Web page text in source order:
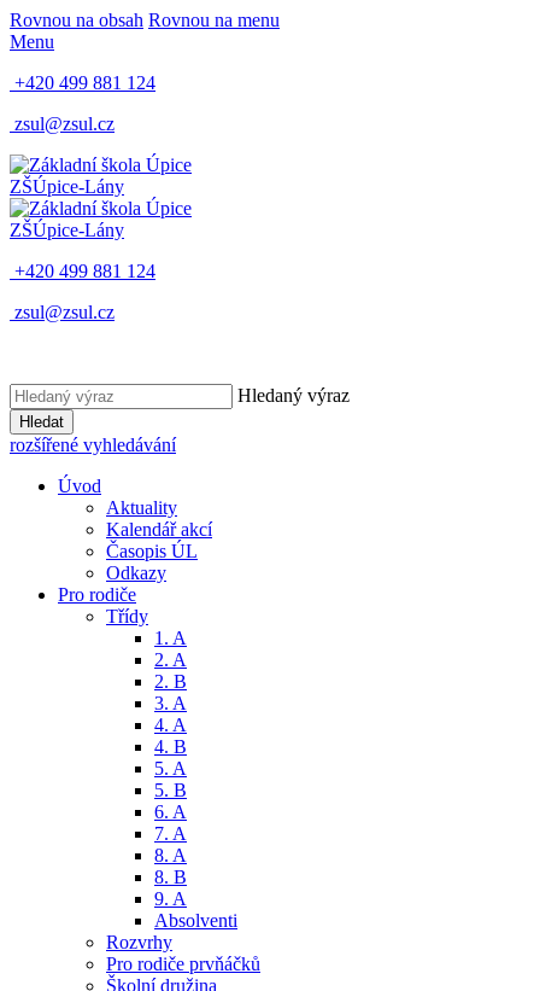
Rovnou na obsah Rovnou na menu
Menu
+420 499 881 124
zsul@zsul.cz
ZŠÚpice-Lány
ZŠÚpice-Lány
+420 499 881 124
zsul@zsul.cz
Hledaný výraz
Hledat
rozšířené vyhledávání
Úvod
Aktuality
Kalendář akcí
Časopis ÚL
Odkazy
Pro rodiče
Třídy
1. A
2. A
2. B
3. A
4. A
4. B
5. A
5. B
6. A
7. A
8. A
8. B
9. A
Absolventi
Rozvrhy
Pro rodiče prvňáčků
Školní družina